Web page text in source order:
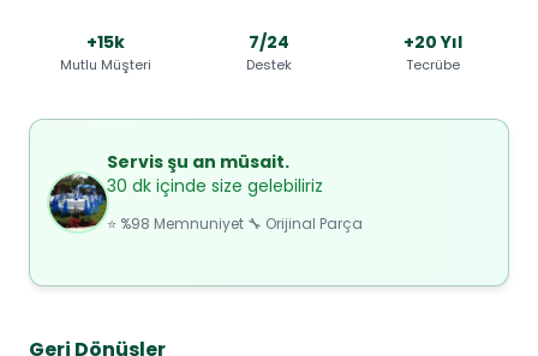
+15k
Mutlu Müşteri
7/24
Destek
+20 Yıl
Tecrübe
Servis şu an müsait.
30 dk içinde size gelebiliriz
⭐ %98 Memnuniyet 🔧 Orijinal Parça
Geri Dönüşler